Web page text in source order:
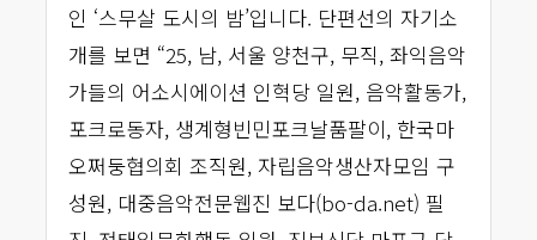
인 ‘스무살 도시의 밤’입니다. 단편선의 자기소
개를 보면 “25, 남, 서울 양천구, 무직, 좌익음악
가들의 어소시에이션 인혁당 일원, 음악활동가,
포크로동자, 생계형빈민포크날품팔이, 한국마
오쩌둥협의회 조직원, 자립음악생산자모임 구
성원, 대중음악전문웹진 보다(bo-da.net) 필